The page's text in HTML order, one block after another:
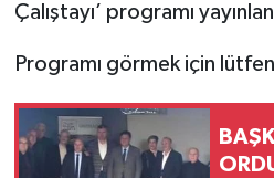
Çalıştayı’ programı
Programı görmek için lütfen